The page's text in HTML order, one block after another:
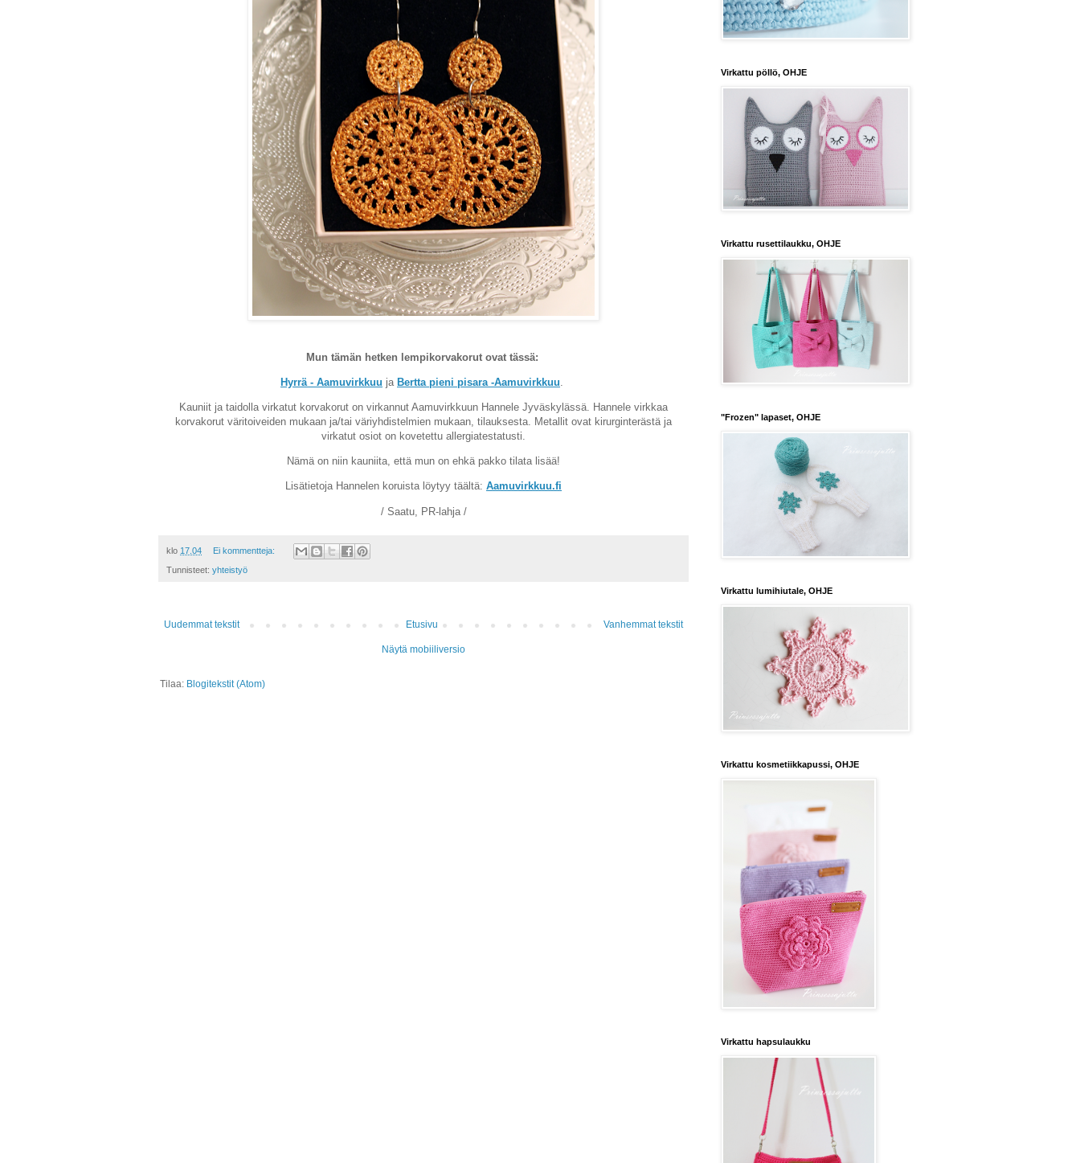
Mun tämän hetken lempikorvakorut ovat tässä:
Hyrrä - Aamuvirkkuu ja Bertta pieni pisara -Aamuvirkkuu
Kauniit ja taidolla virkatut korvakorut on virkannut Aamuvirkkuun Hannele Jyväskylässä. Hannele virkkaa
korvakorut väritoiveiden mukaan ja/tai väriyhdistelmien mukaan, tilauksesta. Metallit ovat kirurginterästä ja
virkatut osiot on kovetettu allergiatestatusti.
Nämä on niin kauniita, että mun on ehkä pakko tilata lisää!
Lisätietoja Hannelen koruista löytyy täältä: Aamuvirkkuu.fi
/ Saatu, PR-lahja /
klo 17.04 Ei kommentteja:
Tunnisteet: yhteistyö
Uudemmat tekstit Vanhemmat tekstit
Etusivu
Näytä mobiiliversio
Tilaa: Blogitekstit (Atom)
Virkattu pöllö, OHJE
Virkattu rusettilaukku, OHJE
"Frozen" lapaset, OHJE
Virkattu lumihiutale, OHJE
Virkattu kosmetiikkapussi, OHJE
Virkattu hapsulaukku